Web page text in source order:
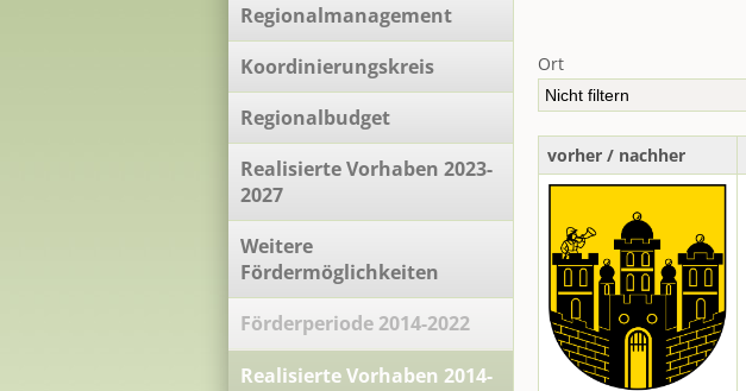
Ort
vorher / nachher
Regionalmanagement
Koordinierungskreis
Regionalbudget
Realisierte Vorhaben 2023-
2027
Weitere
Fördermöglichkeiten
Förderperiode 2014-2022
Realisierte Vorhaben 2014-